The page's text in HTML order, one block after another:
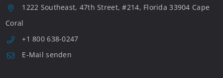
1222 Southeast, 47th Street, #214, Florida 33904 Cape
Coral
+1 800 638-0247
E-Mail senden